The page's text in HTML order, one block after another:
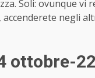
Soli: ovunque vi
negli
ottobre-